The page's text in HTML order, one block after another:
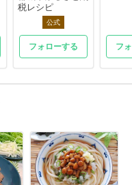
税レシピ
公式
フォローする フ